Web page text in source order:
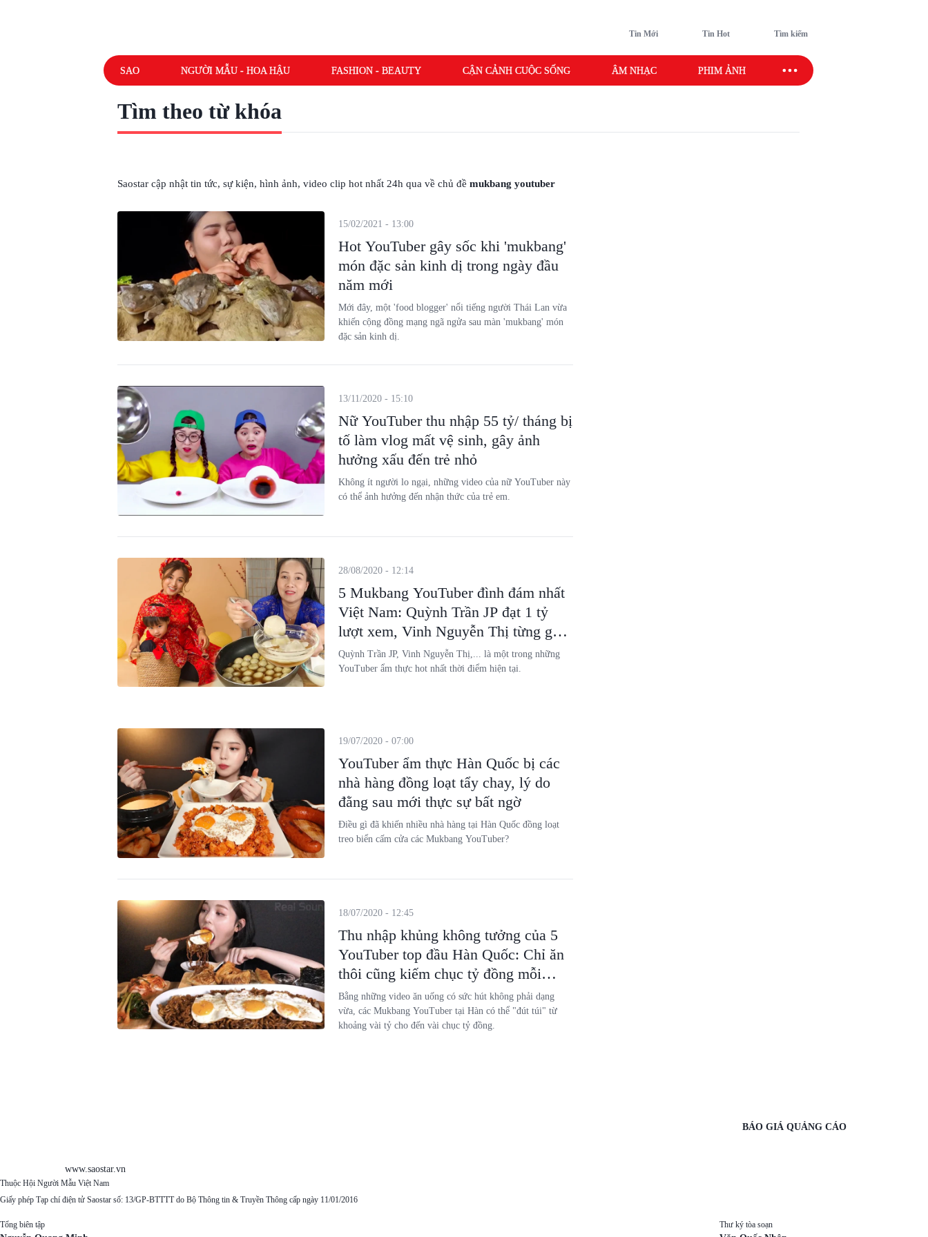
Tin Mới Tin Hot Tìm kiếm
SAO NGƯỜI MẪU - HOA HẬU FASHION - BEAUTY CẬN CẢNH CUỘC SỐNG ÂM NHẠC PHIM ẢNH SAO SPORT
Tìm theo từ khóa
Saostar cập nhật tin tức, sự kiện, hình ảnh, video clip hot nhất 24h qua về chủ đề mukbang youtuber
Hot YouTuber gây sốc khi 'mukbang'
món đặc sản kinh dị trong ngày đầu
năm mới
15/02/2021 - 13:00
Mới đây, một 'food blogger' nổi tiếng người Thái Lan vừa
khiến cộng đồng mạng ngã ngửa sau màn 'mukbang' món
đặc sản kinh dị.
Nữ YouTuber thu nhập 55 tỷ/ tháng bị
tố làm vlog mất vệ sinh, gây ảnh
hưởng xấu đến trẻ nhỏ
13/11/2020 - 15:10
Không ít người lo ngại, những video của nữ YouTuber này
có thể ảnh hưởng đến nhận thức của trẻ em.
5 Mukbang YouTuber đình đám nhất
Việt Nam: Quỳnh Trần JP đạt 1 tỷ
lượt xem, Vinh Nguyễn Thị từng gây
bão với clip ăn dâu
28/08/2020 - 12:14
Quỳnh Trần JP, Vinh Nguyễn Thị,... là một trong những
YouTuber ẩm thực hot nhất thời điểm hiện tại.
YouTuber ẩm thực Hàn Quốc bị các
nhà hàng đồng loạt tẩy chay, lý do
đằng sau mới thực sự bất ngờ
19/07/2020 - 07:00
Điều gì đã khiến nhiều nhà hàng tại Hàn Quốc đồng loạt
treo biển cấm cửa các Mukbang YouTuber?
Thu nhập khủng không tưởng của 5
YouTuber top đầu Hàn Quốc: Chỉ ăn
thôi cũng kiếm chục tỷ đồng mỗi
tháng
18/07/2020 - 12:45
Bằng những video ăn uống có sức hút không phải dạng
vừa, các Mukbang YouTuber tại Hàn có thể "đút túi" từ
khoảng vài tỷ cho đến vài chục tỷ đồng.
www.saostar.vn
BÁO GIÁ QUẢNG CÁO
Thuộc Hội Người Mẫu Việt Nam
Giấy phép Tạp chí điện tử Saostar số: 13/GP-BTTTT do Bộ Thông tin & Truyền Thông cấp ngày 11/01/2016
Tổng biên tập Thư ký tòa soạn